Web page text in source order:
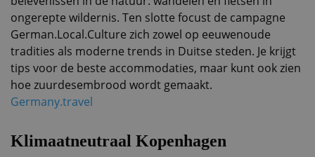
ongerepte wildernis. Ten slotte focust de campagne
German.Local.Culture zich zowel op eeuwenoude
tradities als moderne trends in Duitse steden. Je krijgt
tips voor de beste accommodaties, maar kunt ook zien
hoe zuurdesembrood wordt gemaakt.
Germany.travel
Klimaatneutraal Kopenhagen